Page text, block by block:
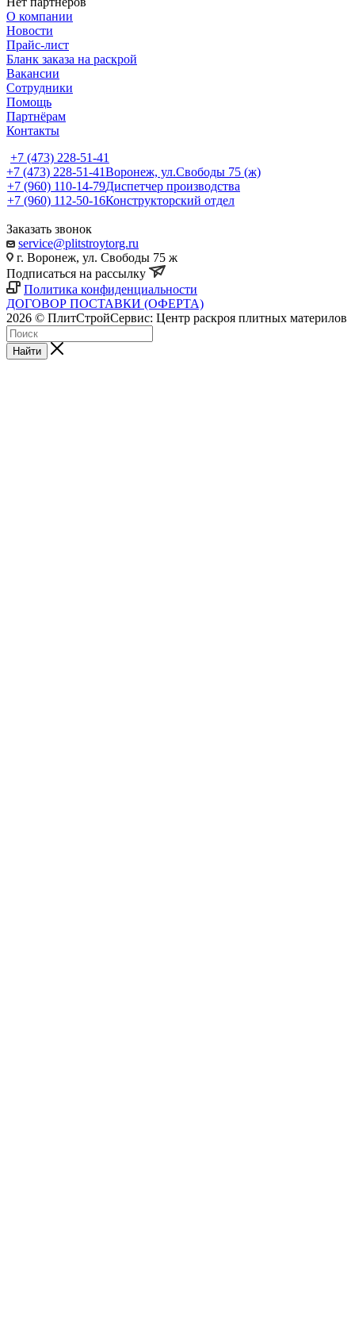
О компании
Новости
Прайс-лист
Бланк заказа на раскрой
Вакансии
Сотрудники
Помощь
Партнёрам
Контакты
+7 (473) 228-51-41
+7 (473) 228-51-41Воронеж, ул.Свободы 75 (ж)
+7 (960) 110-14-79Диспетчер производства
+7 (960) 112-50-16Конструкторский отдел
Заказать звонок
service@plitstroytorg.ru
г. Воронеж, ул. Свободы 75 ж
Подписаться на рассылку
Политика конфиденциальности
ДОГОВОР ПОСТАВКИ (ОФЕРТА)
2026 © ПлитСтройСервис: Центр раскроя плитных материлов
Найти